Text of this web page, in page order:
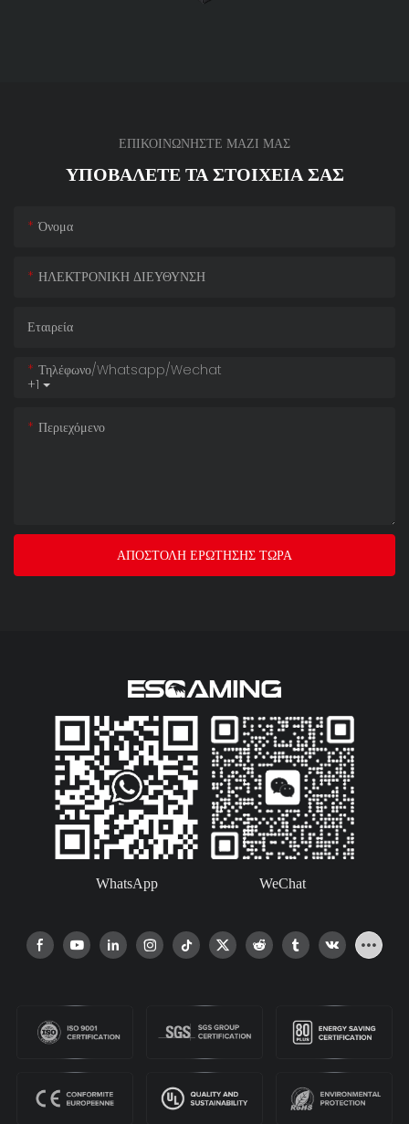
ΕΠΙΚΟΙΝΩΝΗΣΤΕ ΜΑΖΙ ΜΑΣ
ΥΠΟΒΆΛΕΤΕ ΤΑ ΣΤΟΙΧΕΊΑ ΣΑΣ
Όνομα
ΗΛΕΚΤΡΟΝΙΚΗ ΔΙΕΥΘΥΝΣΗ
Εταιρεία
+1
Τηλέφωνο/whatsapp/wechat
Περιεχόμενο
ΑΠΟΣΤΟΛΉ ΕΡΏΤΗΣΗΣ ΤΏΡΑ
WhatsApp WeChat